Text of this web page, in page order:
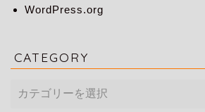
WordPress.org
CATEGORY